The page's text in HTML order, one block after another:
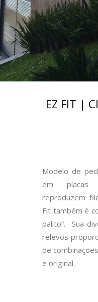
EZ FIT |
Modelo de
em placas
reproduzem
Fit também é
palito”. Sua
relevos
de
e original.